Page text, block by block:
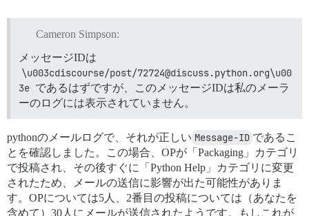
Cameron Simpson:
メッセージIDは
\u003cdiscourse/post/72724@discuss.python.org\u00
3e であるはずですが、このメッセージIDは私のメーラ
ーのログには表示されていません。
pythonのメールログで、それが正しい Message-ID であるこ
とを確認しました。この場合、OPが「Packaging」カテゴリ
で投稿され、その後すぐに「Python Help」カテゴリに変更
されたため、メールの送信に影響が出た可能性がありま
す。OPについては5人、2番目の投稿については（あなたを
含めて）30人にメールが送信されたようです。もしこれが